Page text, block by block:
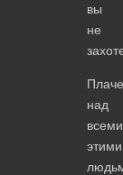
вы
не
над
всеми
этими